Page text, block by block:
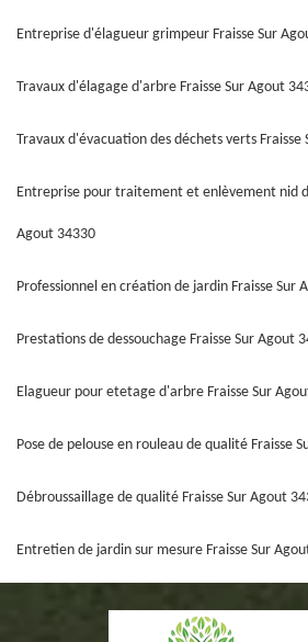
Entreprise d'élagueur grimpeur Fraisse Sur
Travaux d'élagage d'arbre Fraisse Sur Agout
Travaux d'évacuation des déchets verts Fraisse
Entreprise pour traitement et enlèvement nid
Agout 34330
Professionnel en création de jardin Fraisse Sur
Prestations de dessouchage Fraisse Sur Agout
Elagueur pour etetage d'arbre Fraisse Sur
Pose de pelouse en rouleau de qualité Fraisse
Débroussaillage de qualité Fraisse Sur Agout
Entretien de jardin sur mesure Fraisse Sur